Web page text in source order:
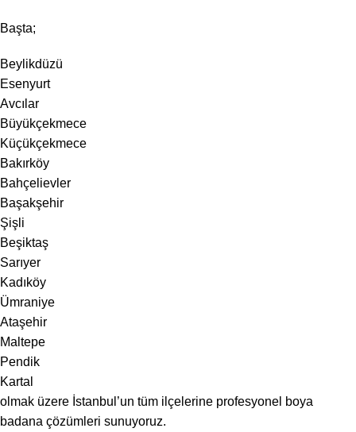
Başta;
Beylikdüzü
Esenyurt
Avcılar
Büyükçekmece
Küçükçekmece
Bakırköy
Bahçelievler
Başakşehir
Şişli
Beşiktaş
Sarıyer
Kadıköy
Ümraniye
Ataşehir
Maltepe
Pendik
Kartal
olmak üzere İstanbul’un tüm ilçelerine profesyonel boya
badana çözümleri sunuyoruz.